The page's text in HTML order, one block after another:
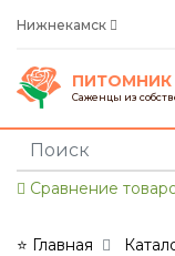
Нижнекамск
ПИТОМНИК
Саженцы из
Сравнение
⭐ Главная